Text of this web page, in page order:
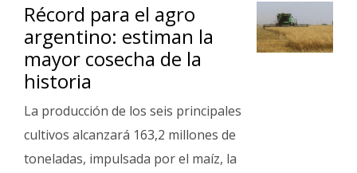
Récord para el agro
argentino: estiman la
mayor cosecha de la
historia
La producción de los seis principales
cultivos alcanzará 163,2 millones de
toneladas, impulsada por el maíz, la